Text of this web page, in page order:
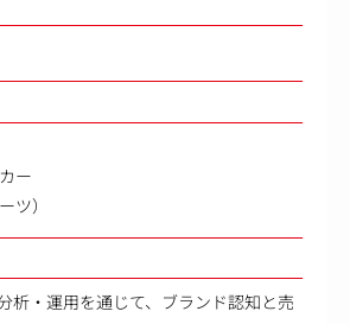
ー
ツ）
析・運用を通じて、ブランド認知と売